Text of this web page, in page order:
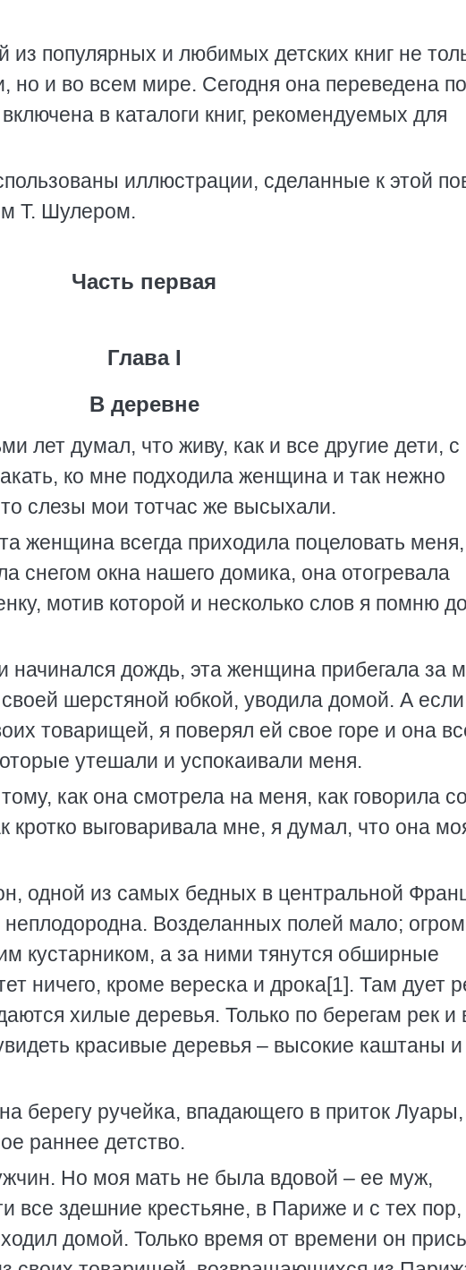
из популярных и любимых детских книг не
но и во всем мире. Сегодня она переведена
в каталоги книг, рекомендуемых для
иллюстрации, сделанные к этой
Т. Шулером.
Часть первая
Глава I
В деревне
лет думал, что живу, как и все другие дети, с
ко мне подходила женщина и так нежно
слезы мои тотчас же высыхали.
женщина всегда приходила поцеловать
снегом окна нашего домика, она отогревала
мотив которой и несколько слов я помню
начинался дождь, эта женщина прибегала за
шерстяной юбкой, уводила домой. А
товарищей, я поверял ей свое горе и она
утешали и успокаивали меня.
как она смотрела на меня, как говорила со
кротко выговаривала мне, я думал, что она
одной из самых бедных в центральной
Возделанных полей мало;
кустарником, а за ними тянутся обширные
ничего, кроме вереска и дрока[1]. Там дует
хилые деревья. Только по берегам рек и
красивые деревья – высокие каштаны и
берегу ручейка, впадающего в приток
раннее детство.
Но моя мать не была вдовой – ее муж,
все здешние крестьяне, в Париже и с тех пор,
домой. Только время от времени он